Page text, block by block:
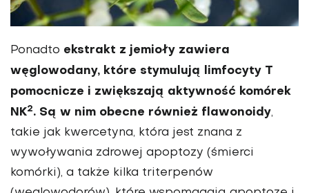
Ponadto ekstrakt z jemioły zawiera
węglowodany, które stymulują limfocyty T
pomocnicze i zwiększają aktywność komórek
NK2. Są w nim obecne również flawonoidy,
takie jak kwercetyna, która jest znana z
wywoływania zdrowej apoptozy (śmierci
komórki), a także kilka triterpenów